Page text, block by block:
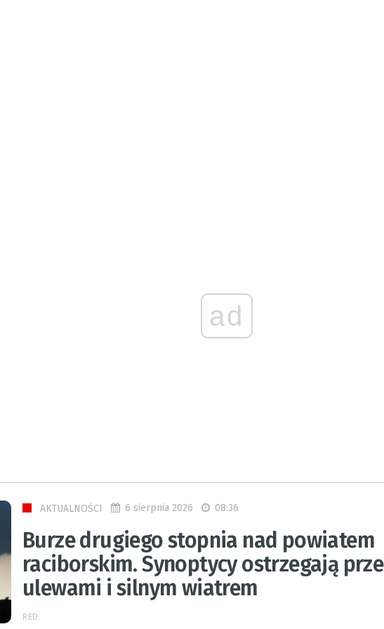
AKTUALNOŚCI 6 sierpnia 2026 08:36
Burze drugiego stopnia nad powiatem
raciborskim. Synoptycy ostrzegają
ulewami i silnym wiatrem
RED.